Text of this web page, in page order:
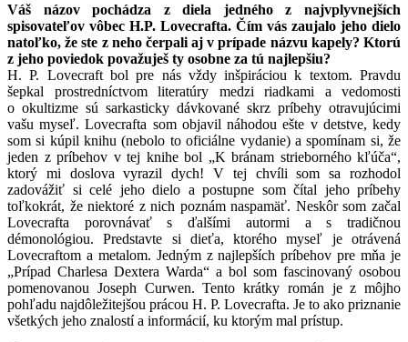
Váš názov pochádza z diela jedného z najvplyvnejších
spisovateľov vôbec H.P. Lovecrafta. Čím vás zaujalo jeho dielo
natoľko, že ste z neho čerpali aj v prípade názvu kapely? Ktorú
z jeho poviedok považuješ ty osobne za tú najlepšiu?
H. P. Lovecraft bol pre nás vždy inšpiráciou k textom. Pravdu
šepkal prostredníctvom literatúry medzi riadkami a vedomosti
o okultizme sú sarkasticky dávkované skrz príbehy otravujúcimi
vašu myseľ. Lovecrafta som objavil náhodou ešte v detstve, kedy
som si kúpil knihu (nebolo to oficiálne vydanie) a spomínam si, že
jeden z príbehov v tej knihe bol „K bránam strieborného kľúča“,
ktorý mi doslova vyrazil dych! V tej chvíli som sa rozhodol
zadovážiť si celé jeho dielo a postupne som čítal jeho príbehy
toľkokrát, že niektoré z nich poznám naspamäť. Neskôr som začal
Lovecrafta porovnávať s ďalšími autormi a s tradičnou
démonológiou. Predstavte si dieťa, ktorého myseľ je otrávená
Lovecraftom a metalom. Jedným z najlepších príbehov pre mňa je
„Prípad Charlesa Dextera Warda“ a bol som fascinovaný osobou
pomenovanou Joseph Curwen. Tento krátky román je z môjho
pohľadu najdôležitejšou prácou H. P. Lovecrafta. Je to ako priznanie
všetkých jeho znalostí a informácií, ku ktorým mal prístup.